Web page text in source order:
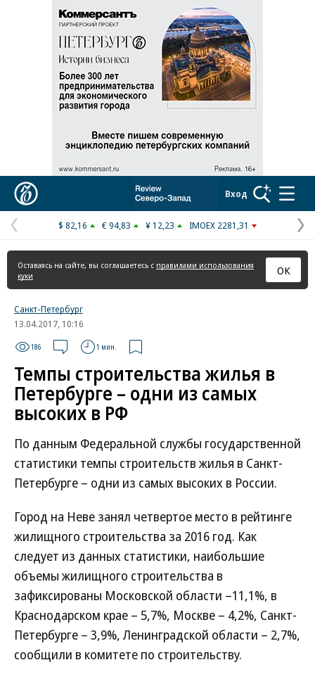
Вход
Предыдущая
страница
$ 82,16 € 94,83 ¥ 12,23 IMOEX 2281,31
Оставаясь на сайте, вы соглашаетесь с правилами использования
куки
ОК
Санкт-Петербург
13.04.2017, 10:16
186 1 мин.
Темпы строительства жилья в
Петербурге – одни из самых
высоких в РФ
По данным Федеральной службы государственной
статистики темпы строительств жилья в Санкт-
Петербурге – одни из самых высоких в России.
Город на Неве занял четвертое место в рейтинге
жилищного строительства за 2016 год. Как
следует из данных статистики, наибольшие
объемы жилищного строительства в
зафиксированы Московской области –11,1%, в
Краснодарском крае – 5,7%, Москве – 4,2%, Санкт-
Петербурге – 3,9%, Ленинградской области – 2,7%,
сообщили в комитете по строительству.